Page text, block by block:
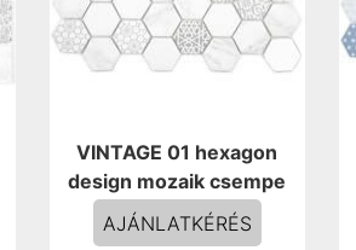
VINTAGE 01 hexagon
design mozaik csempe
AJÁNLATKÉRÉS